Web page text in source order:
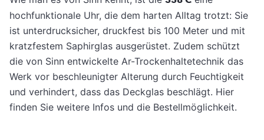
hochfunktionale Uhr, die dem harten Alltag trotzt: Sie
ist unterdrucksicher, druckfest bis 100 Meter und mit
kratzfestem Saphirglas ausgerüstet. ­Zudem schützt
die von Sinn entwickelte­ Ar-Trockenhaltetechnik das
Werk vor beschleunigter Alterung durch Feuchtigkeit
und verhindert, dass das Deckglas beschlägt. Hier
finden Sie weitere Infos und die Bestellmöglichkeit.